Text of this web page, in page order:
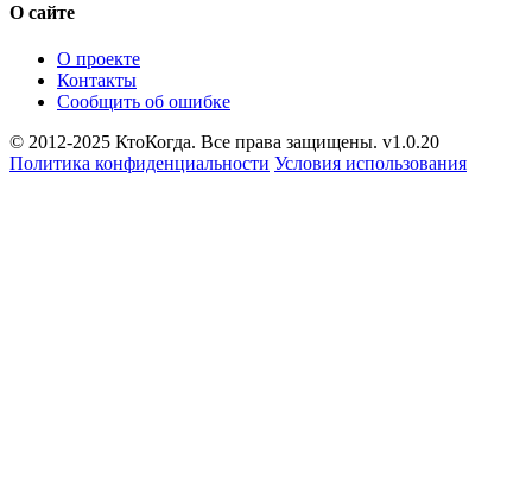
О сайте
О проекте
Контакты
Сообщить об ошибке
© 2012-2025 КтоКогда. Все права защищены. v1.0.20
Политика конфиденциальности Условия использования